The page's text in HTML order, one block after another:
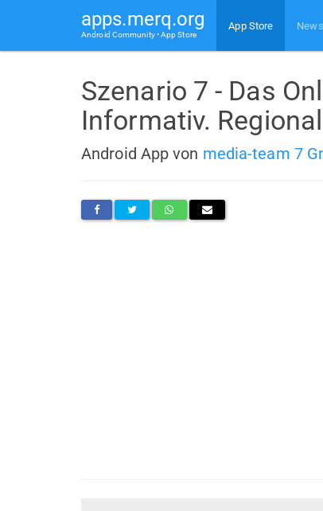
apps.merq.org
Android Community • App Store
App Store News
Szenario 7 - Das
Informativ.
Android App von media-team 7